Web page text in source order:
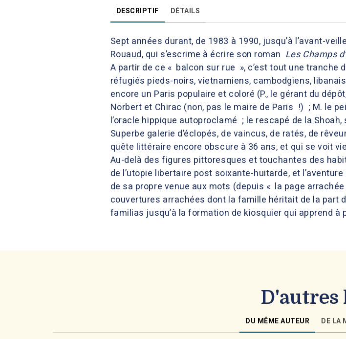
DESCRIPTIF DÉTAILS
Sept années durant, de 1983 à 1990, jusqu’à l’avant-
Rouaud, qui s’escrime à écrire son roman Les Champs
A partir de ce « balcon sur rue », c’est tout une
réfugiés pieds-noirs, vietnamiens, cambodgiens,
encore un Paris populaire et coloré (P., le gérant du
Norbert et Chirac (non, pas le maire de Paris !) ; M. le
l’oracle hippique autoproclamé ; le rescapé de la
Superbe galerie d’éclopés, de vaincus, de ratés, de
quête littéraire encore obscure à 36 ans, et qui se voit
Au-delà des figures pittoresques et touchantes des
de l’utopie libertaire post soixante-huitarde, et
de sa propre venue aux mots (depuis « la page
couvertures arrachées dont la famille héritait de la part
familias jusqu’à la formation de kiosquier qui apprend
D'autres
DU MÊME AUTEUR DE LA